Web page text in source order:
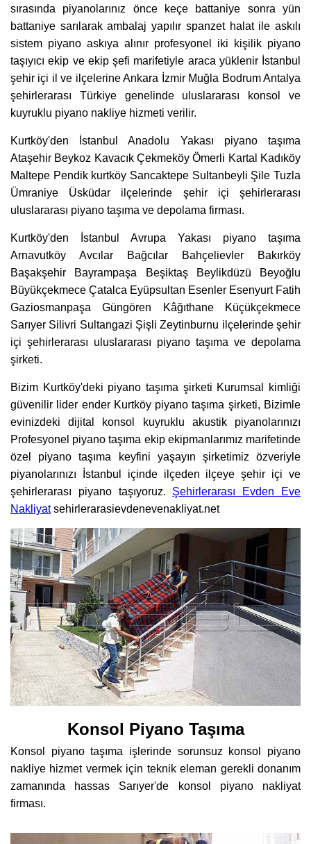
sırasında piyanolarınız önce keçe battaniye sonra yün
battaniye sarılarak ambalaj yapılır spanzet halat ile askılı
sistem piyano askıya alınır profesyonel iki kişilik piyano
taşıyıcı ekip ve ekip şefi marifetiyle araca yüklenir İstanbul
şehir içi il ve ilçelerine Ankara İzmir Muğla Bodrum Antalya
şehirlerarası Türkiye genelinde uluslararası konsol ve
kuyruklu piyano nakliye hizmeti verilir.
Kurtköy'den İstanbul Anadolu Yakası piyano taşıma
Ataşehir Beykoz Kavacık Çekmeköy Ömerli Kartal Kadıköy
Maltepe Pendik kurtköy Sancaktepe Sultanbeyli Şile Tuzla
Ümraniye Üsküdar ilçelerinde şehir içi şehirlerarası
uluslararası piyano taşıma ve depolama firması.
Kurtköy'den İstanbul Avrupa Yakası piyano taşıma
Arnavutköy Avcılar Bağcılar Bahçelievler Bakırköy
Başakşehir Bayrampaşa Beşiktaş Beylikdüzü Beyoğlu
Büyükçekmece Çatalca Eyüpsultan Esenler Esenyurt Fatih
Gaziosmanpaşa Güngören Kâğıthane Küçükçekmece
Sarıyer Silivri Sultangazi Şişli Zeytinburnu ilçelerinde şehir
içi şehirlerarası uluslararası piyano taşıma ve depolama
şirketi.
Bizim Kurtköy'deki piyano taşıma şirketi Kurumsal kimliği
güvenilir lider ender Kurtköy piyano taşıma şirketi, Bizimle
evinizdeki dijital konsol kuyruklu akustik piyanolarınızı
Profesyonel piyano taşıma ekip ekipmanlarımız marifetinde
özel piyano taşıma keyfini yaşayın şirketimiz özveriyle
piyanolarınızı İstanbul içinde ilçeden ilçeye şehir içi ve
şehirlerarası piyano taşıyoruz. Şehirlerarası Evden Eve
Nakliyatsehirlerarasievdenevenakliyat.net
Konsol Piyano Taşıma
Konsol piyano taşıma işlerinde sorunsuz konsol piyano
nakliye hizmet vermek için teknik eleman gerekli donanım
zamanında hassas Sarıyer'de konsol piyano nakliyat
firması.